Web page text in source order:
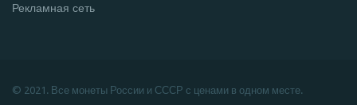
Рекламная сеть
© 2021. Все монеты России и СССР с ценами в одном месте.